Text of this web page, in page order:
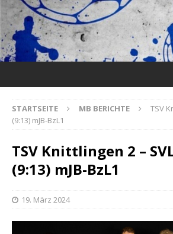
STARTSEITE MB BERICHTE
TSV
(9:13) mJB-BzL1
TSV Knittlingen 2 –
(9:13) mJB-BzL1
19. März 2024